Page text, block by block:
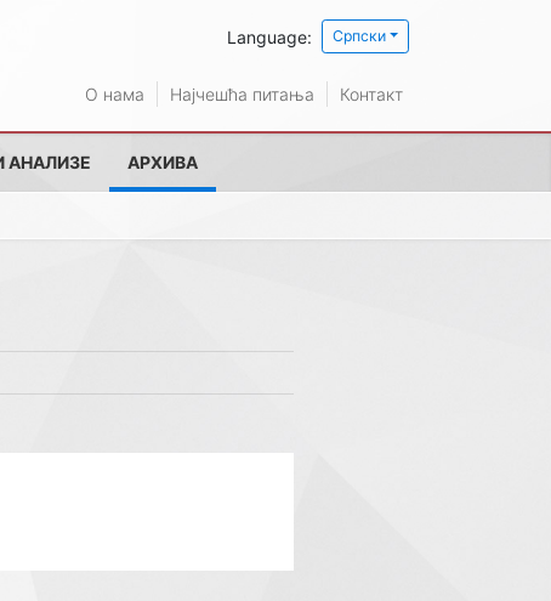
Language: Српски
О нама Најчешћа питања Контакт
АНАЛИЗЕ АРХИВА